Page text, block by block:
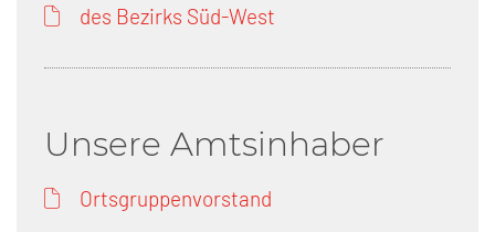
des Bezirks Süd-West
Unsere Amtsinhaber
Ortsgruppenvorstand